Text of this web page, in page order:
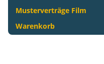
Musterverträge Film
Warenkorb